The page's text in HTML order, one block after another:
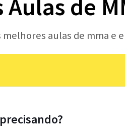
de
aulas de mma e